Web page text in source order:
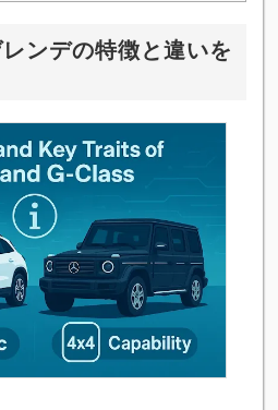
ンデの特徴と違いを